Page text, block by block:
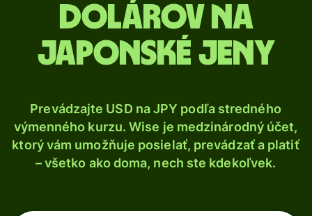
dolárov na
japonské jeny
Prevádzajte USD na JPY podľa stredného
výmenného kurzu. Wise je medzinárodný účet,
ktorý vám umožňuje posielať, prevádzať a platiť
– všetko ako doma, nech ste kdekoľvek.